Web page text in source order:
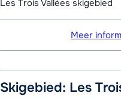
Les Trois Vallées skigebied
Meer
Skigebied: Les